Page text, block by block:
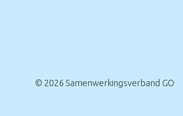
© 2026 Samenwerkingsverband GO